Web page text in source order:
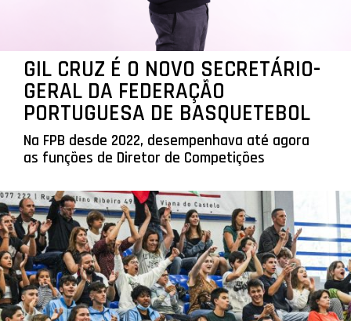
GIL CRUZ É O NOVO SECRETÁRIO-
GERAL DA FEDERAÇÃO
PORTUGUESA DE BASQUETEBOL
Na FPB desde 2022, desempenhava até agora
as funções de Diretor de Competições